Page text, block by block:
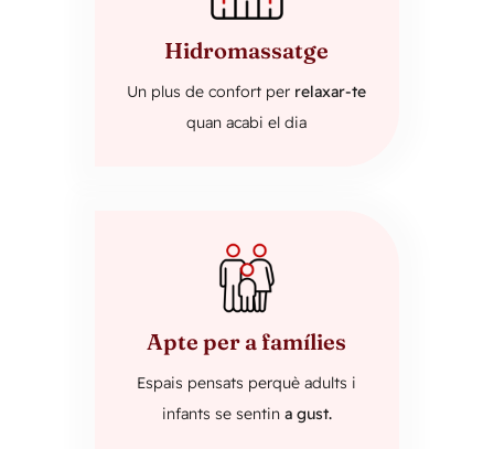
Hidromassatge
Un plus de confort per relaxar-te
quan acabi el dia
Apte per a famílies
Espais pensats perquè adults i
infants se sentin a gust.